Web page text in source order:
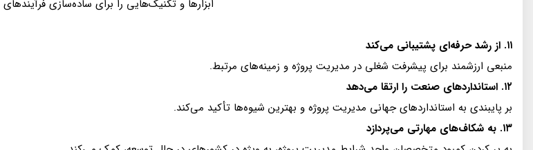
ابزارها و تکنیک‌هایی را برای ساده‌سازی
۱۱. از رشد حرفه‌ای پشتیبانی می‌کند
منبعی ارزشمند برای پیشرفت شغلی در مدیریت پروژه و زمینه‌های مرتبط.
۱۲. استانداردهای صنعت را ارتقا می‌دهد
بر پایبندی به استانداردهای جهانی مدیریت پروژه و بهترین شیوه‌ها تأکید می‌کند.
۱۳. به شکاف‌های مهارتی می‌پردازد